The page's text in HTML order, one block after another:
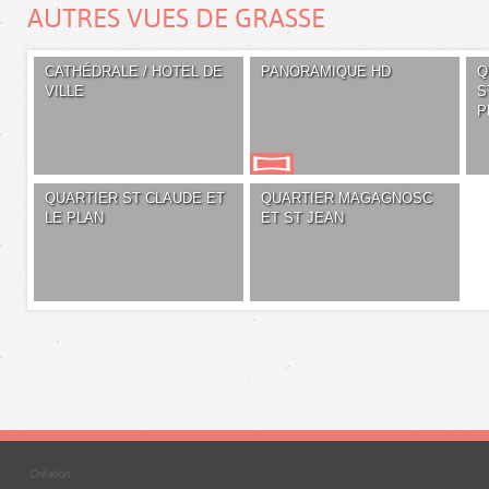
AUTRES VUES DE GRASSE
CATHÉDRALE / HOTEL DE
VILLE
PANORAMIQUE HD
QUARTIER ST CLAUDE ET
LE PLAN
QUARTIER MAGAGNOSC
ET ST JEAN